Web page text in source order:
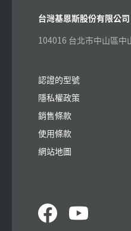
台灣基恩斯股份有限公司
104016 台北市中山區
認證的型號
隱私權政策
銷售條款
使用條款
網站地圖